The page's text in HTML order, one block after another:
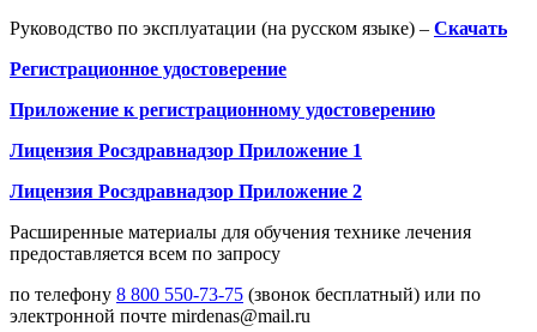
Руководство по эксплуатации (на русском языке) – Скачать
Регистрационное удостоверение
Приложение к регистрационному удостоверению
Лицензия Росздравнадзор Приложение 1
Лицензия Росздравнадзор Приложение 2
Расширенные материалы для обучения технике лечения
предоставляется всем по запросу
по телефону 8 800 550-73-75 (звонок бесплатный) или по
электронной почте mirdenas@mail.ru